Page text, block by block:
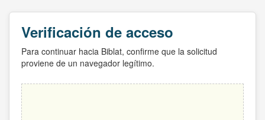
Verificación de acceso
Para continuar hacia Biblat, confirme que la solicitud
proviene de un navegador legítimo.